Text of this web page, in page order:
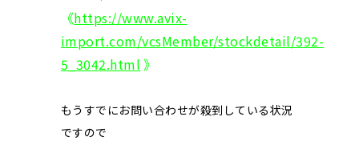
《https://www.avix-
import.com/vcsMember/stockdetail/392-
5_3042.html 》
もうすでにお問い合わせが殺到している状況
ですので